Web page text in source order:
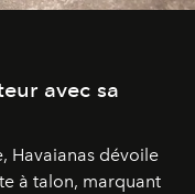
avec sa
Havaianas dévoile
à talon, marquant